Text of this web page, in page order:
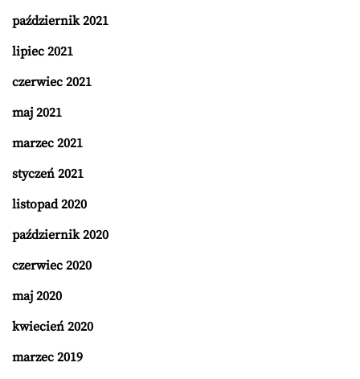
październik 2021
lipiec 2021
czerwiec 2021
maj 2021
marzec 2021
styczeń 2021
listopad 2020
październik 2020
czerwiec 2020
maj 2020
kwiecień 2020
marzec 2019